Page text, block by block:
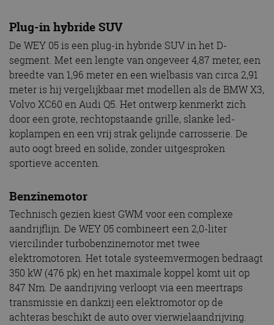
Plug-in hybride SUV
De WEY 05 is een plug-in hybride SUV in het D-
segment. Met een lengte van ongeveer 4,87 meter, een
breedte van 1,96 meter en een wielbasis van circa 2,91
meter is hij vergelijkbaar met modellen als de BMW X3,
Volvo XC60 en Audi Q5. Het ontwerp kenmerkt zich
door een grote, rechtopstaande grille, slanke led-
koplampen en een vrij strak gelijnde carrosserie. De
auto oogt breed en solide, zonder uitgesproken
sportieve accenten.
Benzinemotor
Technisch gezien kiest GWM voor een complexe
aandrijflijn. De WEY 05 combineert een 2,0-liter
viercilinder turbobenzinemotor met twee
elektromotoren. Het totale systeemvermogen bedraagt
350 kW (476 pk) en het maximale koppel komt uit op
847 Nm. De aandrijving verloopt via een meertraps
transmissie en dankzij een elektromotor op de
achteras beschikt de auto over vierwielaandrijving.